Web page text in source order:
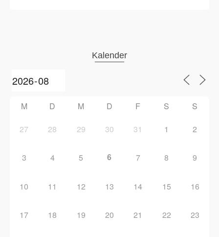
Kalender
M D M D F S S
27 28 29 30 31 1 2
3 4 5 6 7 8 9
10 11 12 13 14 15 16
17 18 19 20 21 22 23